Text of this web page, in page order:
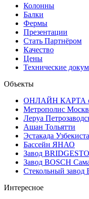
Колонны
Балки
Фермы
Презентации
Стать Партнёром
Качество
Цены
Технические
Объекты
ОНЛАЙН КАРТА
Метрополис
Леруа
Ашан Тольятти
Эстакада
Бассейн ЯНАО
Завод
Завод BOSCH
Стекольный завод
Интересное